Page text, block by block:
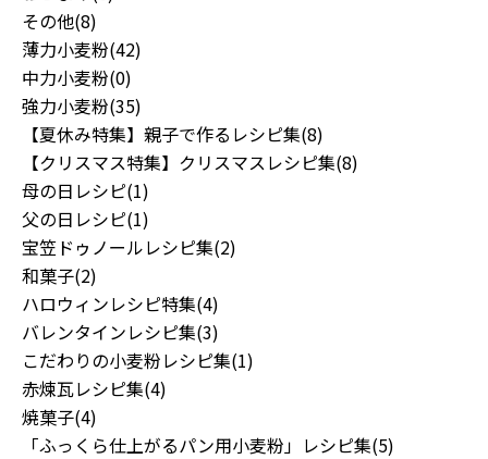
その他(8)
薄力小麦粉(42)
中力小麦粉(0)
強力小麦粉(35)
【夏休み特集】親子で作るレシピ集(8)
【クリスマス特集】クリスマスレシピ集(8)
母の日レシピ(1)
父の日レシピ(1)
宝笠ドゥノールレシピ集(2)
和菓子(2)
ハロウィンレシピ特集(4)
バレンタインレシピ集(3)
こだわりの小麦粉レシピ集(1)
赤煉瓦レシピ集(4)
焼菓子(4)
「ふっくら仕上がるパン用小麦粉」レシピ集(5)